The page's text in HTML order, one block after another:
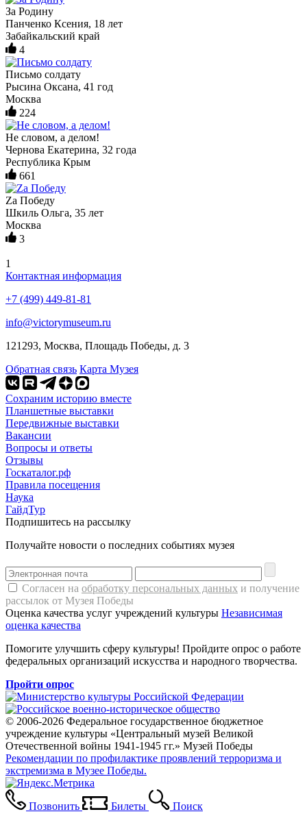
За Родину
Панченко Ксения, 18 лет
Забайкальский край
4
Письмо солдату
Рысина Оксана, 41 год
Москва
224
Не словом, а делом!
Чернова Екатерина, 32 года
Республика Крым
661
Zа Победу
Шкиль Ольга, 35 лет
Москва
3
1
Контактная информация
+7 (499) 449-81-81
info@victorymuseum.ru
121293, Москва, Площадь Победы, д. 3
Обратная связь Карта Музея
Сохраним историю вместе
Планшетные выставки
Передвижные выставки
Вакансии
Вопросы и ответы
Отзывы
Госкаталог.рф
Правила посещения
Наука
ГайдТур
Подпишитесь на рассылку
Получайте новости о последних событиях музея
Согласен на обработку персональных данных и получение
рассылок от Музея Победы
Оценка качества услуг учреждений культуры Независимая
оценка качества
Помогите улучшить сферу культуры! Пройдите опрос о работе
федеральных организаций искусства и народного творчества.
Пройти опрос
© 2006-2026 Федеральное государственное бюджетное
учреждение культуры «Центральный музей Великой
Отечественной войны 1941-1945 гг.» Музей Победы
Рекомендации по профилактике проявлений терроризма и
экстремизма в Музее Победы.
Позвонить Билеты Поиск